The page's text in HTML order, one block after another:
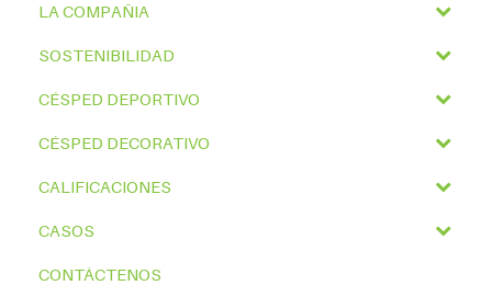
LA COMPAÑIA
SOSTENIBILIDAD
CÉSPED DEPORTIVO
CÉSPED DECORATIVO
CALIFICACIONES
CASOS
CONTÁCTENOS